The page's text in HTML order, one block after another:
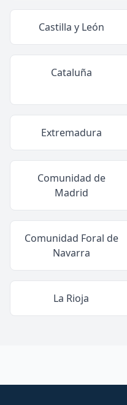
Castilla y León
Cataluña
Extremadura
Comunidad de
Madrid
Comunidad Foral de
Navarra
La Rioja